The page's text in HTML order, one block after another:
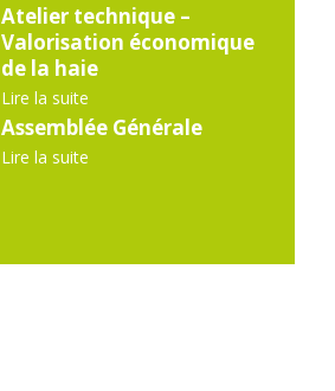
Atelier technique –
Valorisation économique
de la haie
Lire la suite
Assemblée Générale
Lire la suite